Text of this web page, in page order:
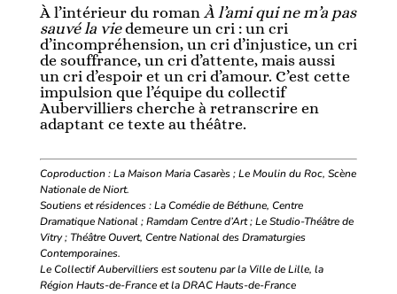
À l’intérieur du roman À l’ami qui ne m’a pas
sauvé la viedemeure un cri : un cri
d’incompréhension, un cri d’injustice, un cri
de souffrance, un cri d’attente, mais aussi
un cri d’espoir et un cri d’amour. C’est cette
impulsion que l’équipe du collectif
Aubervilliers cherche à retranscrire en
adaptant ce texte au théâtre.
Coproduction : La Maison Maria Casarès ; Le Moulin du Roc, Scène
Nationale de Niort.
Soutiens et résidences : La Comédie de Béthune, Centre
Dramatique National ; Ramdam Centre d’Art ; Le Studio-Théâtre de
Vitry ; Théâtre Ouvert, Centre National des Dramaturgies
Contemporaines.
Le Collectif Aubervilliers est soutenu par la Ville de Lille, la
Région Hauts-de-France et la DRAC Hauts-de-France